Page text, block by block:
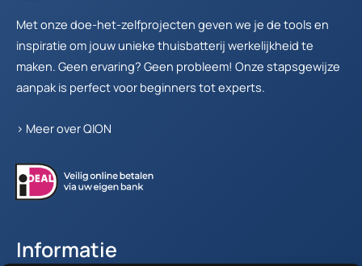
Met onze doe-het-zelfprojecten geven we je de tools en
inspiratie om jouw unieke thuisbatterij werkelijkheid te
maken. Geen ervaring? Geen probleem! Onze stapsgewijze
aanpak is perfect voor beginners tot experts.
> Meer over QION
Informatie